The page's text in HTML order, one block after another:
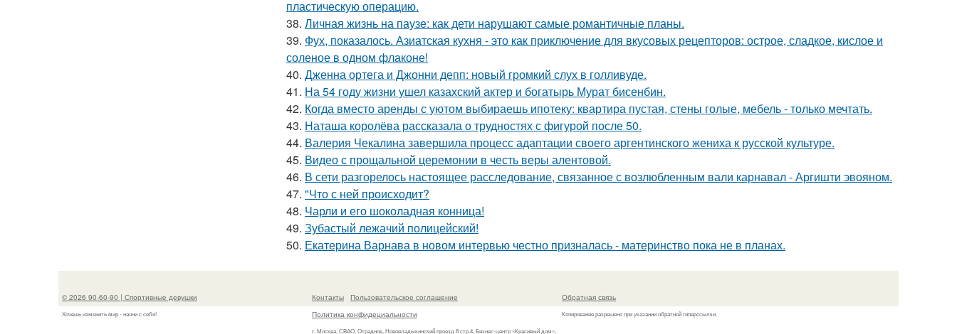
пластическую операцию.
38. Личная жизнь на паузе: как дети нарушают самые романтичные планы.
39. Фух, показалось. Азиатская кухня - это как приключение для вкусовых рецепторов: острое, сладкое, кислое и
соленое в одном флаконе!
40. Дженна ортега и Джонни депп: новый громкий слух в голливуде.
41. На 54 году жизни ушел казахский актер и богатырь Мурат бисенбин.
42. Когда вместо аренды с уютом выбираешь ипотеку: квартира пустая, стены голые, мебель - только мечтать.
43. Наташа королёва рассказала о трудностях с фигурой после 50.
44. Валерия Чекалина завершила процесс адаптации своего аргентинского жениха к русской культуре.
45. Видео с прощальной церемонии в честь веры алентовой.
46. В сети разгорелось настоящее расследование, связанное с возлюбленным вали карнавал - Аргишти эвояном.
47. "Что с ней происходит?
48. Чарли и его шоколадная конница!
49. Зубастый лежачий полицейский!
50. Екатерина Варнава в новом интервью честно призналась - материнство пока не в планах.
© 2026 90-60-90 | Спортивные девушки
Хочешь изменить мир - начни с себя!
Контакты
Пользовательское соглашение
Политика конфидециальности
г. Москва, СВАО, Отрадное, Нововладыкинский проезд 8 стр.4, Бизнес-центр «Красивый дом»,
Обратная связь
Копирование разрешено при указании обратной гиперссылки.